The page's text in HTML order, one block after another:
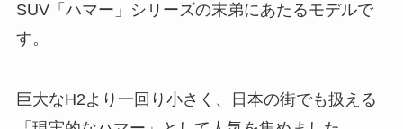
SUV「ハマー」シリーズの末弟にあたるモデルで
す。
巨大なH2より一回り小さく、日本の街でも扱える